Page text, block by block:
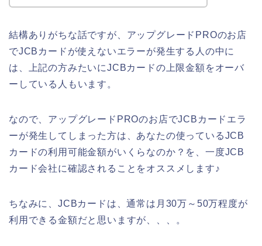
結構ありがちな話ですが、アップグレードPROのお店
でJCBカードが使えないエラーが発生する人の中に
は、上記の方みたいにJCBカードの上限金額をオーバ
ーしている人もいます。
なので、アップグレードPROのお店でJCBカードエラ
ーが発生してしまった方は、あなたの使っているJCB
カードの利用可能金額がいくらなのか？を、一度JCB
カード会社に確認されることをオススメします♪
ちなみに、JCBカードは、通常は月30万～50万程度が
利用できる金額だと思いますが、、、。